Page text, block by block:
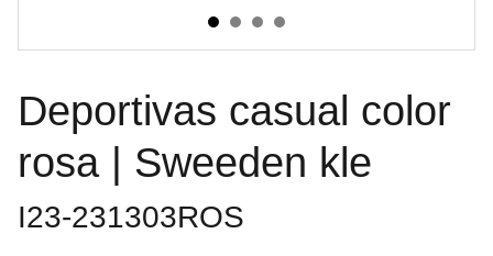
Deportivas casual color
rosa | Sweeden kle
I23-231303ROS